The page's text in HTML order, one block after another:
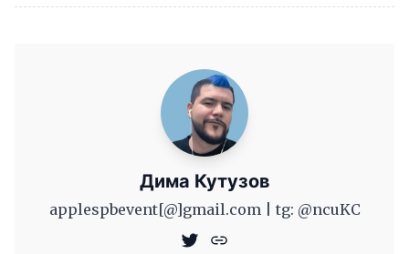
Дима Кутузов
applespbevent[@]gmail.com | tg: @ncuKC